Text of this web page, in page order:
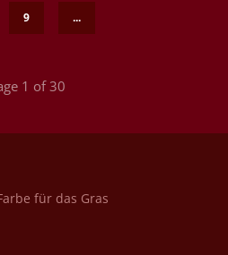
9 ...
1 of30
für das Gras